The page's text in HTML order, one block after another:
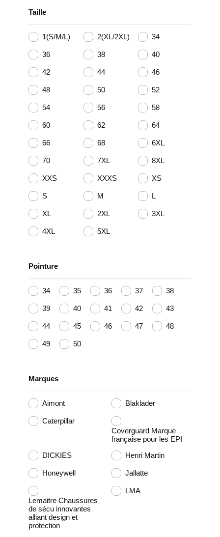
Taille
1(S/M/L) 2(XL/2XL) 34
36 38 40
42 44 46
48 50 52
54 56 58
60 62 64
66 68 6XL
70 7XL 8XL
XXS XXXS XS
S M L
XL 2XL 3XL
4XL 5XL
Pointure
34 35 36 37 38
39 40 41 42 43
44 45 46 47 48
49 50
Marques
Aimont Blaklader
Caterpillar
Coverguard Marque
française pour les EPI
DICKIES
Henri Martin
Honeywell Jallatte
Lemaitre Chaussures
de sécu innovantes
alliant design et
protection
LMA